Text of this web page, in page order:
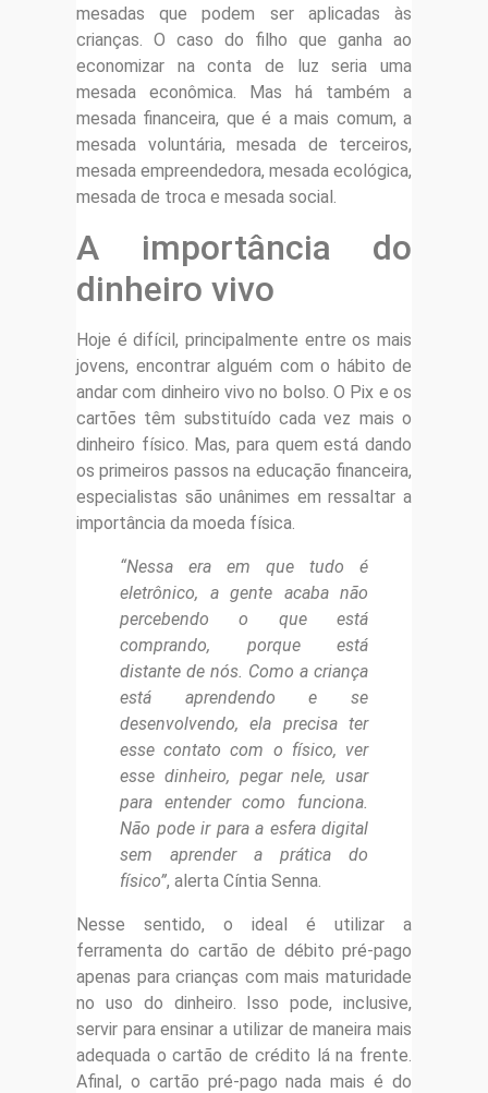
mesadas que podem ser aplicadas às
crianças. O caso do filho que ganha ao
economizar na conta de luz seria uma
mesada econômica. Mas há também a
mesada financeira, que é a mais comum, a
mesada voluntária, mesada de terceiros,
mesada empreendedora, mesada ecológica,
mesada de troca e mesada social.
A importância do
dinheiro vivo
Hoje é difícil, principalmente entre os mais
jovens, encontrar alguém com o hábito de
andar com dinheiro vivo no bolso. O Pix e os
cartões têm substituído cada vez mais o
dinheiro físico. Mas, para quem está dando
os primeiros passos na educação financeira,
especialistas são unânimes em ressaltar a
importância da moeda física.
“Nessa era em que tudo é
eletrônico, a gente acaba não
percebendo o que está
comprando, porque está
distante de nós. Como a criança
está aprendendo e se
desenvolvendo, ela precisa ter
esse contato com o físico, ver
esse dinheiro, pegar nele, usar
para entender como funciona.
Não pode ir para a esfera digital
sem aprender a prática do
físico”, alerta Cíntia Senna.
Nesse sentido, o ideal é utilizar a
ferramenta do cartão de débito pré-pago
apenas para crianças com mais maturidade
no uso do dinheiro. Isso pode, inclusive,
servir para ensinar a utilizar de maneira mais
adequada o cartão de crédito lá na frente.
Afinal, o cartão pré-pago nada mais é do